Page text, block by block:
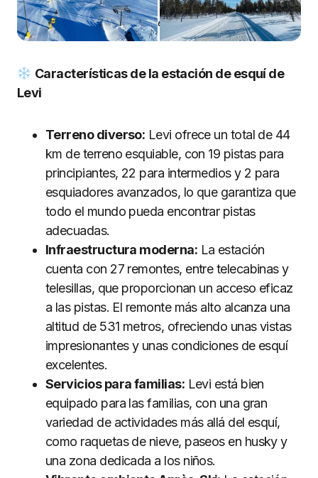
Estación de esquí de Levi
Características de la estación de esquí de
Levi
Terreno diverso: Levi ofrece un total de 44
km de terreno esquiable, con 19 pistas para
principiantes, 22 para intermedios y 2 para
esquiadores avanzados, lo que garantiza que
todo el mundo pueda encontrar pistas
adecuadas.
Infraestructura moderna: La estación
cuenta con 27 remontes, entre telecabinas y
telesillas, que proporcionan un acceso eficaz
a las pistas. El remonte más alto alcanza una
altitud de 531 metros, ofreciendo unas vistas
impresionantes y unas condiciones de esquí
excelentes.
Servicios para familias: Levi está bien
equipado para las familias, con una gran
variedad de actividades más allá del esquí,
como raquetas de nieve, paseos en husky y
una zona dedicada a los niños.